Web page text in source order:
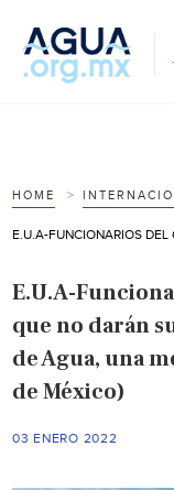
HOME
E.U.A-
que no darán
de Agua, una
de México)
03 ENERO 2022